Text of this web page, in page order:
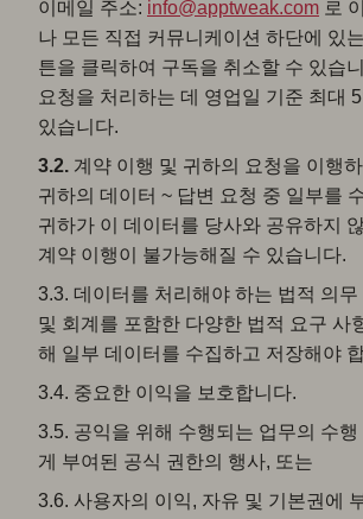
이메일 주소: info@apptweak.com 로
나 모든 직접 커뮤니케이션 하단에 있는
튼을 클릭하여 구독을 취소할 수 있습
요청을 처리하는 데 영업일 기준 최대
있습니다.
3.2. 계약 이행 및 귀하의 요청을 이행
귀하의 데이터 ~ 답변 요청 중 일부를
귀하가 이 데이터를 당사와 공유하지
계약 이행이 불가능해질 수 있습니다.
3.3. 데이터를 처리해야 하는 법적 의
및 회계를 포함한 다양한 법적 요구 사
해 일부 데이터를 수집하고 저장해야
3.4. 중요한 이익을 보호합니다.
3.5. 공익을 위해 수행되는 업무의 수행
게 부여된 공식 권한의 행사, 또는
3.6. 사용자의 이익, 자유 및 기본권에